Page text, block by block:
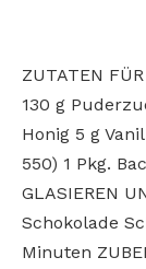
ZUTATEN
130 g
Honig 5 g
550) 1 Pkg.
GLASIEREN
Schokolade
Minuten